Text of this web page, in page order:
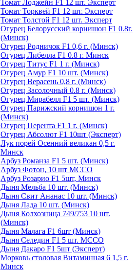
Томат Лоджейн F1 12 шт. Эксперт
Томат Торквей F1 12 шт. Эксперт
Томат Толстой F1 12 шт. Эксперт
Огурец Белорусский корнишон F1 0.8г.
(Минск)
Огурец Родничок F1 0,6 г. (Минск)
Огурец Либелла F1 0.8 г. Минск
Огурец Титус F1 1 г. (Минск)
Огурец Амур F1 10 шт. (Минск)
Огурец Верасень 0,8 г. (Минск)
Огурец Засолочный 0.8 г. (Минск)
Огурец Мирабелл F1 5 шт. (Минск)
Огурец Парижский корнишон 1 г.
(Минск)
Огурец Перента F1 1 г. (Минск)
Огурец Абсолют F1 10шт (Эксперт)
Лук порей Осенний великан 0,5 г.
Минск
Арбуз Романза F1 5 шт. (Минск)
Арбуз Фотон, 10 шт МССО
Арбуз Розарио F1 5шт, Минск
Дыня Мельба 10 шт. (Минск)
Дыня Свит Ананас 10 шт. (Минск)
Дыня Лада 10 шт. (Минск)
Дыня Колхозница 749/753 10 шт.
(Минск)
Дыня Малага F1 6шт (Минск)
Дыня Селедин F1 5 шт. МССО
Дыня Дакаро F1 5шт (Эксперт)
Морковь столовая Витаминная 6 1,5 г.
Минск